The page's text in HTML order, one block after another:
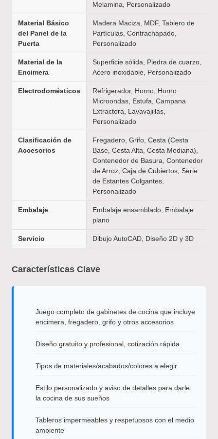
Melamina, Personalizado
Material Básico
del Panel de la
Puerta
Madera Maciza, MDF, Tablero de
Partículas, Contrachapado,
Personalizado
Material de la
Encimera
Superficie sólida, Piedra de cuarzo,
Acero inoxidable, Personalizado
Electrodomésticos
Refrigerador, Horno, Horno
Microondas, Estufa, Campana
Extractora, Lavavajillas,
Personalizado
Clasificación de
Accesorios
Fregadero, Grifo, Cesta (Cesta
Base, Cesta Alta, Cesta Mediana),
Contenedor de Basura, Contenedor
de Arroz, Caja de Cubiertos, Serie
de Estantes Colgantes,
Personalizado
Embalaje
Embalaje ensamblado, Embalaje
plano
Servicio Dibujo AutoCAD, Diseño 2D y 3D
Características Clave
Juego completo de gabinetes de cocina que incluye
encimera, fregadero, grifo y otros accesorios
Diseño gratuito y profesional, cotización rápida
Tipos de materiales/acabados/colores a elegir
Estilo personalizado y aviso de detalles para darle
la cocina de sus sueños
Tableros impermeables y respetuosos con el medio
ambiente